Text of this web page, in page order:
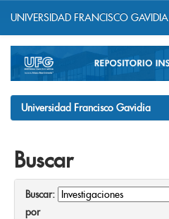
navigation
UNIVERSIDAD FRANCISCO GAVIDIA
Universidad Francisco Gavidia
Buscar
Buscar:
por